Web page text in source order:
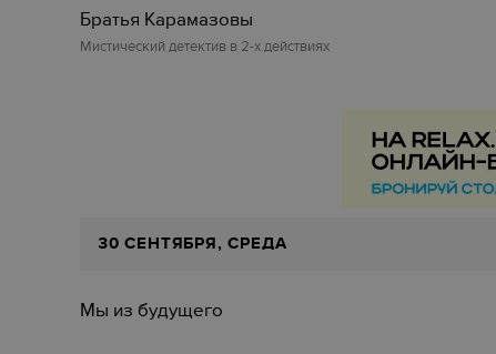
Братья Карамазовы
Мистический детектив в 2-х действиях
30 СЕНТЯБРЯ, СРЕДА
Мы из будущего